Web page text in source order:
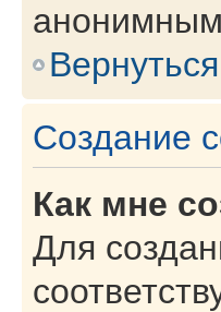
Создание
Как мне
Для